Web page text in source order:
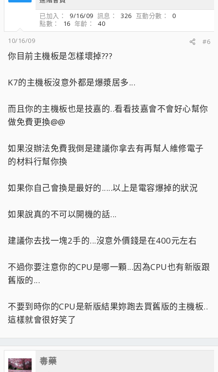
已加入
9/16/09 訊息 326 互動分數
0
點數
16 年齡
40
10/16/09
#6
你目前主機板是怎樣壞掉???
K7的主機板沒意外都是爆漿居多...
而且你的主機板也是技嘉的..看看技嘉會不會好心幫你
做免費更換@@
如果沒辦法免費我倒是建議你拿去有再幫人維修電子
的材料行幫你換
如果你自己會換是最好的.....以上是電容爆掉的狀況
如果說真的不可以開機的話...
建議你去找一塊2手的...沒意外價錢是在400元左右
不過你要注意你的CPU是哪一顆...因為CPU也有新版跟
舊版的...
不要到時你的CPU是新版結果妳跑去買舊版的主機板..
這樣就會很好笑了
毒藥